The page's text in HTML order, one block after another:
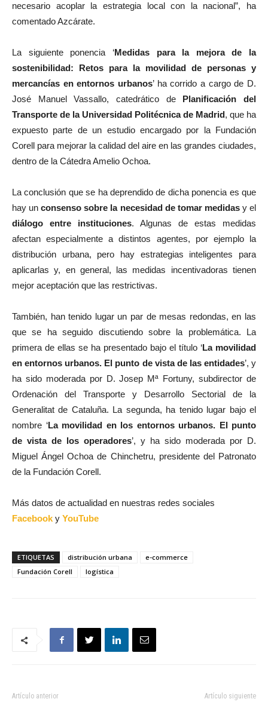
necesario acoplar la estrategia local con la nacional”, ha
comentado Azcárate.
La siguiente ponencia ‘Medidas para la mejora de la
sostenibilidad: Retos para la movilidad de personas y
mercancías en entornos urbanos’ ha corrido a cargo de D.
José Manuel Vassallo, catedrático de Planificación del
Transporte de la Universidad Politécnica de Madrid, que ha
expuesto parte de un estudio encargado por la Fundación
Corell para mejorar la calidad del aire en las grandes ciudades,
dentro de la Cátedra Amelio Ochoa.
La conclusión que se ha deprendido de dicha ponencia es que
hay unconsenso sobre la necesidad de tomar medidasy el
diálogo entre instituciones. Algunas de estas medidas
afectan especialmente a distintos agentes, por ejemplo la
distribución urbana, pero hay estrategias inteligentes para
aplicarlas y, en general, las medidas incentivadoras tienen
mejor aceptación que las restrictivas.
También, han tenido lugar un par de mesas redondas, en las
que se ha seguido discutiendo sobre la problemática. La
primera de ellas se ha presentado bajo el título ‘La movilidad
en entornos urbanos. El punto de vista de las entidades’, y
ha sido moderada por D. Josep Mª Fortuny, subdirector de
Ordenación del Transporte y Desarrollo Sectorial de la
Generalitat de Cataluña. La segunda, ha tenido lugar bajo el
nombre ‘La movilidad en los entornos urbanos. El punto
de vista de los operadores’, y ha sido moderada por D.
Miguel Ángel Ochoa de Chinchetru, presidente del Patronato
de la Fundación Corell.
Más datos de actualidad en nuestras redes sociales
Facebook y YouTube
ETIQUETAS distribución urbana
e-commerce
Fundación Corell
logística
Artículo anterior Artículo siguiente